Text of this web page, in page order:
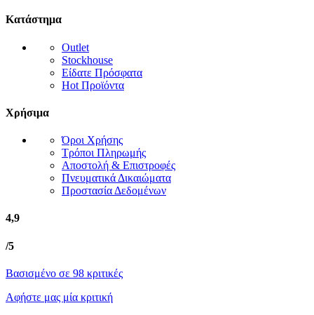
Κατάστημα
Outlet
Stockhouse
Είδατε Πρόσφατα
Hot Προϊόντα
Χρήσιμα
Όροι Χρήσης
Τρόποι Πληρωμής
Αποστολή & Επιστροφές
Πνευματικά Δικαιώματα
Προστασία Δεδομένων
4,9
/5
Βασισμένο σε 98 κριτικές
Αφήστε μας μία κριτική